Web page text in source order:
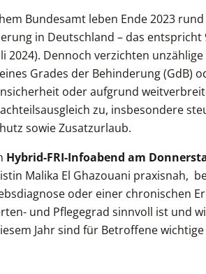
Bundesamt leben Ende 2023
in Deutschland – das
2024). Dennoch verzichten
Grades der Behinderung (GdB)
oder aufgrund
zu, insbesondere
sowie Zusatzurlaub.
Hybrid-FRI-Infoabend am
Malika El Ghazouani praxisnah,
oder einer chronischen
und Pflegegrad sinnvoll ist und
Jahr sind für Betroffene